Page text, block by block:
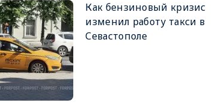
Как бензиновый кризис
изменил работу такси в
Севастополе